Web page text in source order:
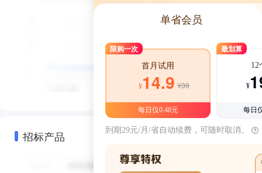
招标产品
单省会员
限购一次
首月试用
¥14.9 ¥39
每日仅0.48元
最划算
12
¥
每日
到期29元/月/省自动续费，可随时取消。